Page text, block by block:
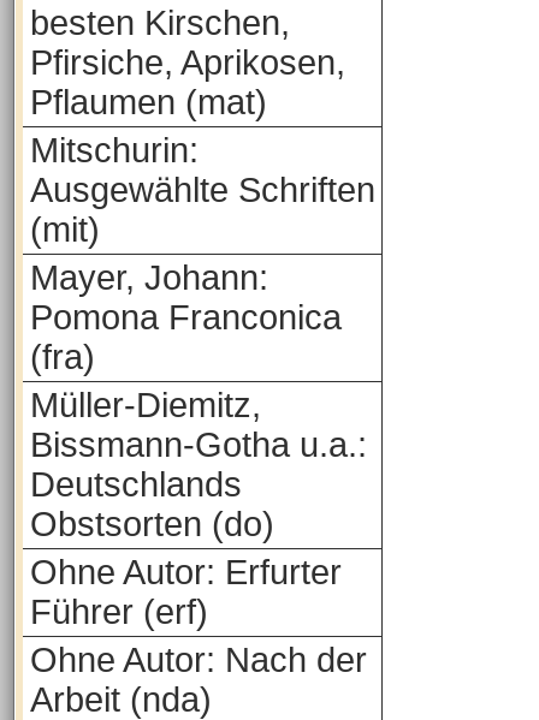
besten Kirschen,
Pfirsiche, Aprikosen,
Pflaumen (mat)
Mitschurin:
Ausgewählte Schriften
(mit)
Mayer, Johann:
Pomona Franconica
(fra)
Müller-Diemitz,
Bissmann-Gotha u.a.:
Deutschlands
Obstsorten (do)
Ohne Autor: Erfurter
Führer (erf)
Ohne Autor: Nach der
Arbeit (nda)